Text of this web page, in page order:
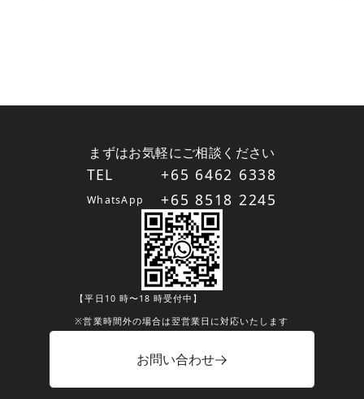
まずはお気軽にご相談ください
TEL
WhatsApp
+65 6462 6338
+65 8518 2245
【平日10 時〜18 時受付中】
※営業時間外の場合は翌営業日に対応いたします
お問い合わせ